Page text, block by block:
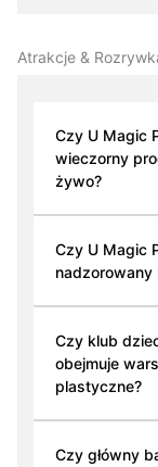
Atrakcje &
Czy U Magic
wieczorny
żywo?
Czy U Magic
nadzorowany
Czy klub
obejmuje
plastyczne?
Czy główny